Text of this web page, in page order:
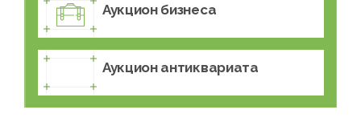
Аукцион бизнеса
Аукцион антиквариата